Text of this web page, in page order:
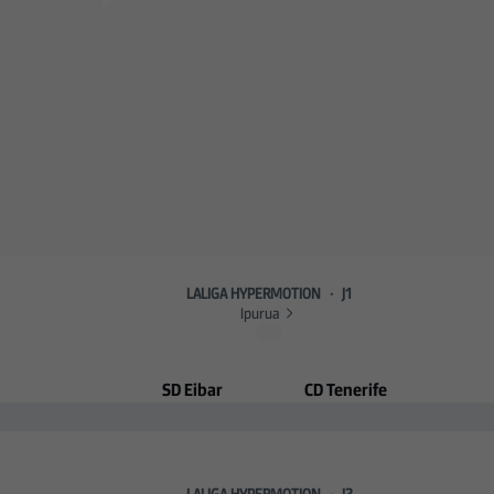
LALIGA HYPERMOTION · J1
Ipurua
SD Eibar CD Tenerife